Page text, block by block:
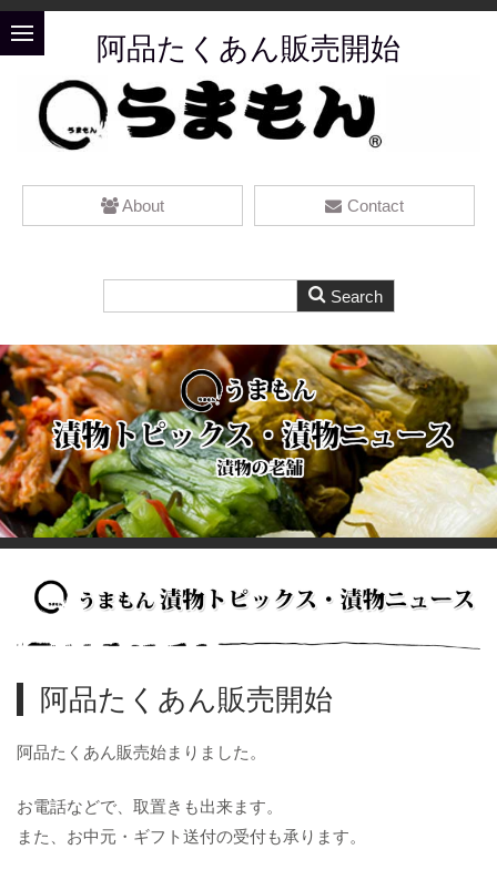
阿品たくあん販売開始
About Contact
阿品たくあん販売開始
阿品たくあん販売始まりました。
お電話などで、取置きも出来ます。
また、お中元・ギフト送付の受付も承ります。